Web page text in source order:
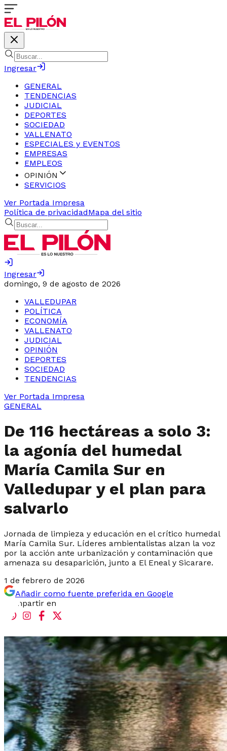
Ingresar
GENERAL
TENDENCIAS
JUDICIAL
DEPORTES
SOCIEDAD
VALLENATO
ESPECIALES y EVENTOS
EMPRESAS
EMPLEOS
OPINIÓN
SERVICIOS
Ver Portada Impresa
Política de privacidadMapa del sitio
Ingresar
domingo, 9 de agosto de 2026
VALLEDUPAR
POLÍTICA
ECONOMÍA
VALLENATO
JUDICIAL
OPINIÓN
DEPORTES
SOCIEDAD
TENDENCIAS
Ver Portada Impresa
GENERAL
De 116 hectáreas a solo 3:
la agonía del humedal
María Camila Sur en
Valledupar y el plan para
salvarlo
Jornada de limpieza y educación en el crítico humedal
María Camila Sur. Líderes ambientalistas alzan la voz
por la acción ante urbanización y contaminación que
amenaza su desaparición, junto a El Eneal y Sicarare.
1 de febrero de 2026
Añadir como fuente preferida en Google
Compartir en